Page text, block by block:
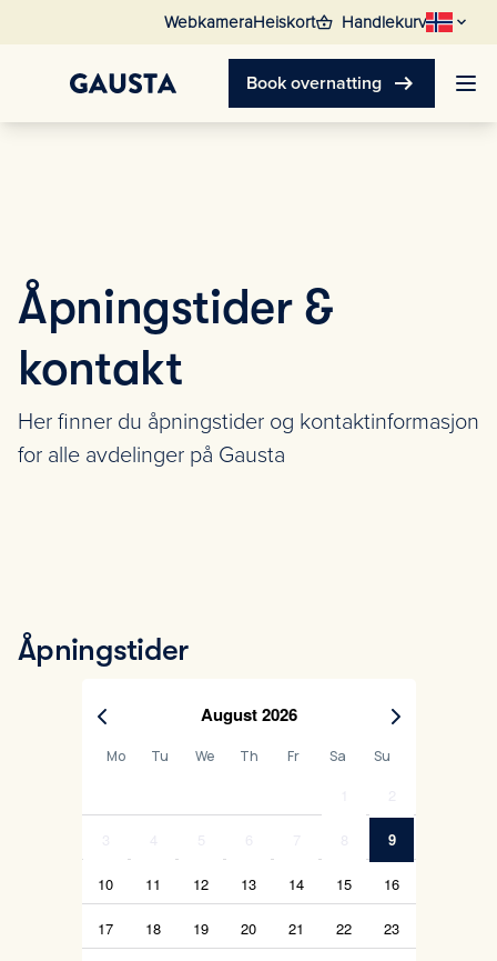
WebkameraHeiskortshopping_basket Handlekurv
Book overnatting arrow_right_alt
Åpningstider &
kontakt
Her finner du åpningstider og kontaktinformasjon
for alle avdelinger på Gausta
Åpningstider
August 2026
Mo Tu We Th Fr Sa Su
9
10 11 12 13 14 15 16
17 18 19 20 21 22 23